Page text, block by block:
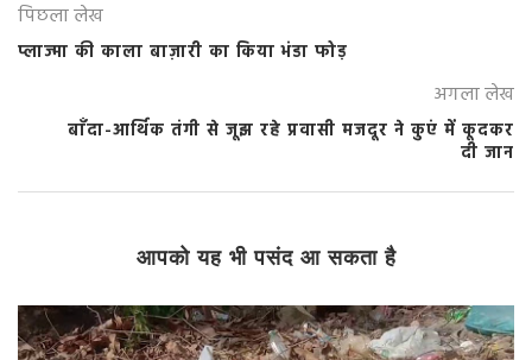
पिछला लेख
प्लाज्मा की काला बाज़ारी का किया भंडा फोड़
अगला लेख
बाँदा-आर्थिक तंगी से जूझ रहे प्रवासी मजदूर ने कुएं में कूदकर
दी जान
आपको यह भी पसंद आ सकता है